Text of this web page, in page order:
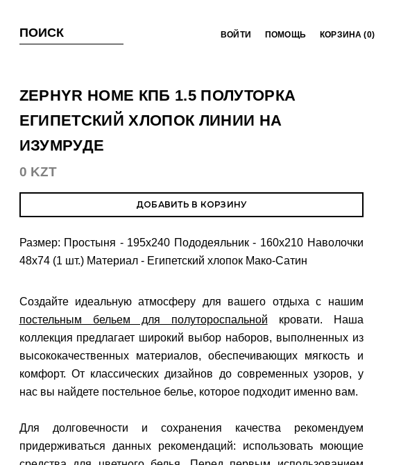
ПОИСК ВОЙТИ ПОМОЩЬ КОРЗИНА (0)
ZEPHYR HOME КПБ 1.5 ПОЛУТОРКА
ЕГИПЕТСКИЙ ХЛОПОК ЛИНИИ НА
ИЗУМРУДЕ
0 KZT
ДОБАВИТЬ В КОРЗИНУ
Размер: Простыня - 195x240 Пододеяльник - 160х210 Наволочки
48х74 (1 шт.) Материал - Египетский хлопок Мако-Сатин
Создайте идеальную атмосферу для вашего отдыха с нашим
постельным бельем для полутороспальной кровати. Наша
коллекция предлагает широкий выбор наборов, выполненных из
высококачественных материалов, обеспечивающих мягкость и
комфорт. От классических дизайнов до современных узоров, у
нас вы найдете постельное белье, которое подходит именно вам.
Для долговечности и сохранения качества рекомендуем
придерживаться данных рекомендаций: использовать моющие